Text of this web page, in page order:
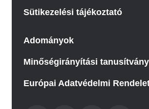
Sütikezelési tájékoztató
Adományok
Minőségirányítási
Európai Adatvédelmi